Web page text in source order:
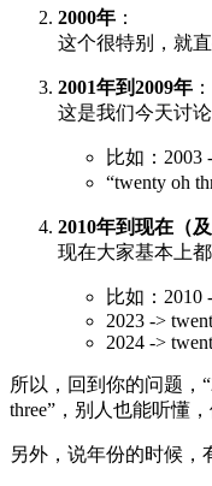
2000年 ：
这个很特别，就直
2001年到2009年 ：
这是我们今天讨论
比如：2003
“twenty oh
2010年到现在（
现在大家基本上
比如：2010
2023 ->
2024 ->
所以，回到你的问题，
three”，别人也能听懂
另外，说年份的时候，